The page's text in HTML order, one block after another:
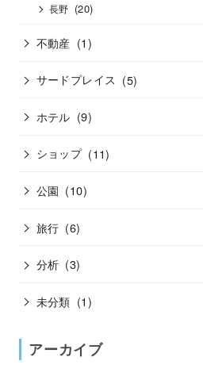
長野 (20)
不動産 (1)
サードプレイス (5)
ホテル (9)
ショップ (11)
公園 (10)
旅行 (6)
分析 (3)
未分類 (1)
アーカイブ